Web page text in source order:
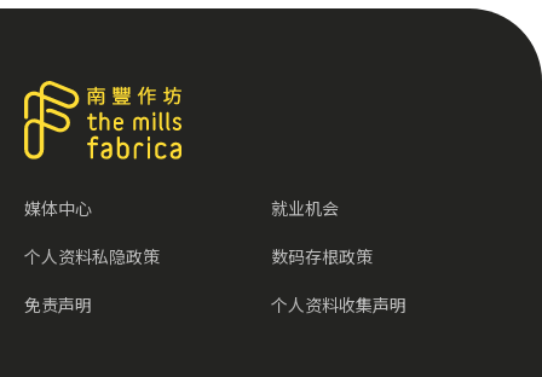
媒体中心 就业机会
个人资料私隐政策 数码存根政策
免责声明 个人资料收集声明